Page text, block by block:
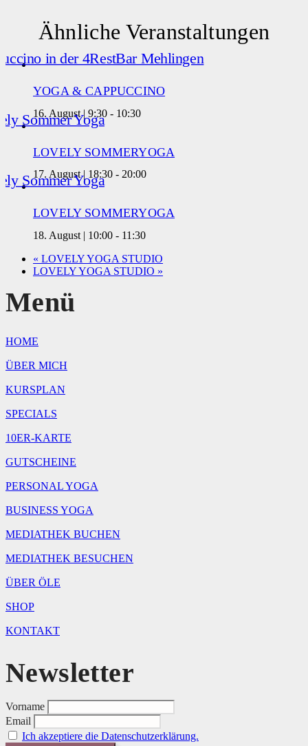
Ähnliche Veranstaltungen
YOGA & CAPPUCCINO
16. August | 9:30 - 10:30
LOVELY SOMMERYOGA
17. August | 18:30 - 20:00
LOVELY SOMMERYOGA
18. August | 10:00 - 11:30
« LOVELY YOGA STUDIO
LOVELY YOGA STUDIO »
Menü
HOME
ÜBER MICH
KURSPLAN
SPECIALS
10ER-KARTE
GUTSCHEINE
PERSONAL YOGA
BUSINESS YOGA
MEDIATHEK BUCHEN
MEDIATHEK BESUCHEN
ÜBER ÖLE
SHOP
KONTAKT
Newsletter
Vorname
Email
Ich akzeptiere die Datenschutzerklärung.